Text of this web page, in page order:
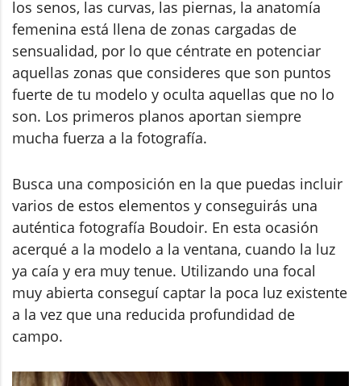
los senos, las curvas, las piernas, la anatomía
femenina está llena de zonas cargadas de
sensualidad, por lo que céntrate en potenciar
aquellas zonas que consideres que son puntos
fuerte de tu modelo y oculta aquellas que no lo
son. Los primeros planos aportan siempre
mucha fuerza a la fotografía.
Busca una composición en la que puedas incluir
varios de estos elementos y conseguirás una
auténtica fotografía Boudoir. En esta ocasión
acerqué a la modelo a la ventana, cuando la luz
ya caía y era muy tenue. Utilizando una focal
muy abierta conseguí captar la poca luz existente
a la vez que una reducida profundidad de
campo.